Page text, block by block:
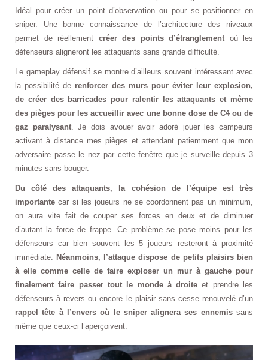
Idéal pour créer un point d’observation ou pour se positionner en
sniper. Une bonne connaissance de l’architecture des niveaux
permet de réellement créer des points d’étranglement où les
défenseurs aligneront les attaquants sans grande difficulté.
Le gameplay défensif se montre d’ailleurs souvent intéressant avec
la possibilité de renforcer des murs pour éviter leur explosion,
de créer des barricades pour ralentir les attaquants et même
des pièges pour les accueillir avec une bonne dose de C4 ou de
gaz paralysant. Je dois avouer avoir adoré jouer les campeurs
activant à distance mes pièges et attendant patiemment que mon
adversaire passe le nez par cette fenêtre que je surveille depuis 3
minutes sans bouger.
Du côté des attaquants, la cohésion de l’équipe est très
importante car si les joueurs ne se coordonnent pas un minimum,
on aura vite fait de couper ses forces en deux et de diminuer
d’autant la force de frappe. Ce problème se pose moins pour les
défenseurs car bien souvent les 5 joueurs resteront à proximité
immédiate. Néanmoins, l’attaque dispose de petits plaisirs bien
à elle comme celle de faire exploser un mur à gauche pour
finalement faire passer tout le monde à droite et prendre les
défenseurs à revers ou encore le plaisir sans cesse renouvelé d’un
rappel tête à l’envers où le sniper alignera ses ennemissans
même que ceux-ci l’aperçoivent.